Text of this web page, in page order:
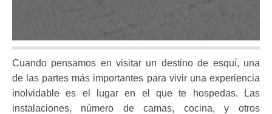
Cuando pensamos en visitar un destino de esquí, una
de las partes más importantes para vivir una experiencia
inolvidable es el lugar en el que te hospedas. Las
instalaciones, número de camas, cocina, y otros